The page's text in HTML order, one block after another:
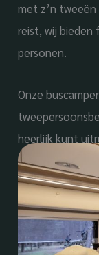
met z’n
reist, wij
personen.
Onze
heerlijk kunt
reis? Dan kun
creëren met